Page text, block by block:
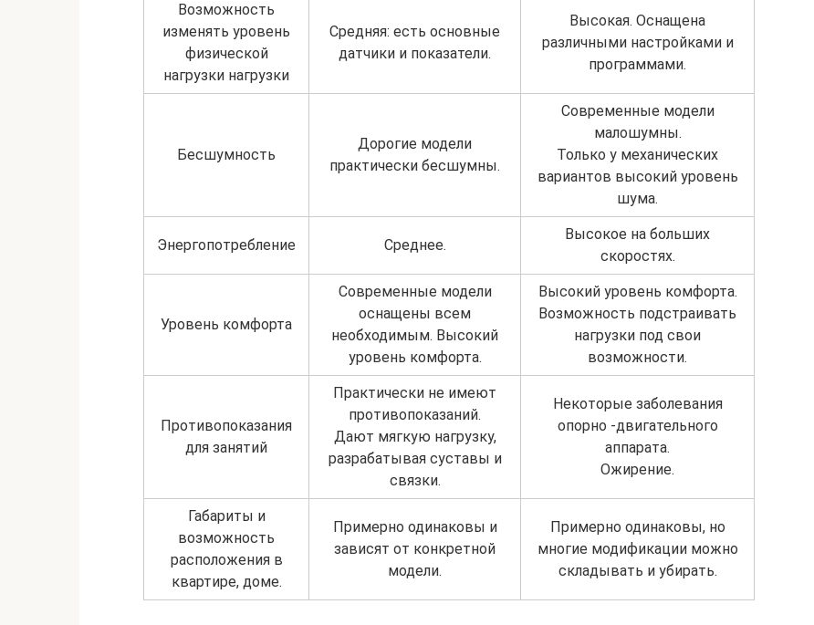
Возможность
изменять уровень
физической
нагрузки нагрузки
Средняя: есть основные
датчики и показатели.
Высокая. Оснащена
различными настройками и
программами.
Бесшумность
Дорогие модели
практически бесшумны.
Современные модели
малошумны.
Только у механических
вариантов высокий уровень
шума.
Энергопотребление Среднее.
Высокое на больших
скоростях.
Уровень комфорта
Современные модели
оснащены всем
необходимым. Высокий
уровень комфорта.
Высокий уровень комфорта.
Возможность подстраивать
нагрузки под свои
возможности.
Противопоказания
для занятий
Практически не имеют
противопоказаний.
Дают мягкую нагрузку,
разрабатывая суставы и
связки.
Некоторые заболевания
опорно -двигательного
аппарата.
Ожирение.
Габариты и
возможность
расположения в
квартире, доме.
Примерно одинаковы и
зависят от конкретной
модели.
Примерно одинаковы, но
многие модификации можно
складывать и убирать.